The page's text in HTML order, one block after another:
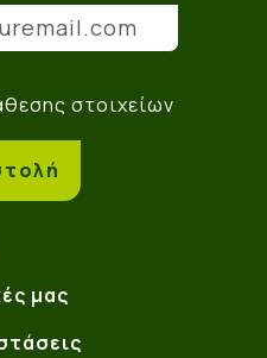
(*)
Δήλωση συγκατάθεσης
στοιχείων
μας